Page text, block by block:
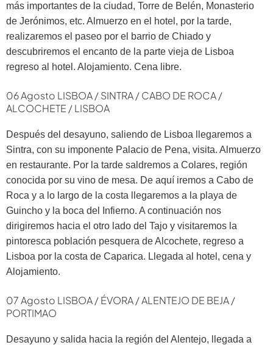
más importantes de la ciudad, Torre de Belén, Monasterio
de Jerónimos, etc. Almuerzo en el hotel, por la tarde,
realizaremos el paseo por el barrio de Chiado y
descubriremos el encanto de la parte vieja de Lisboa
regreso al hotel. Alojamiento. Cena libre.
06 Agosto LISBOA / SINTRA / CABO DE ROCA /
ALCOCHETE / LISBOA
Después del desayuno, saliendo de Lisboa llegaremos a
Sintra, con su imponente Palacio de Pena, visita. Almuerzo
en restaurante. Por la tarde saldremos a Colares, región
conocida por su vino de mesa. De aquí iremos a Cabo de
Roca y a lo largo de la costa llegaremos a la playa de
Guincho y la boca del Infierno. A continuación nos
dirigiremos hacia el otro lado del Tajo y visitaremos la
pintoresca población pesquera de Alcochete, regreso a
Lisboa por la costa de Caparica. Llegada al hotel, cena y
Alojamiento.
07 Agosto LISBOA / ÉVORA / ALENTEJO DE BEJA /
PORTIMAO
Desayuno y salida hacia la región del Alentejo, llegada a